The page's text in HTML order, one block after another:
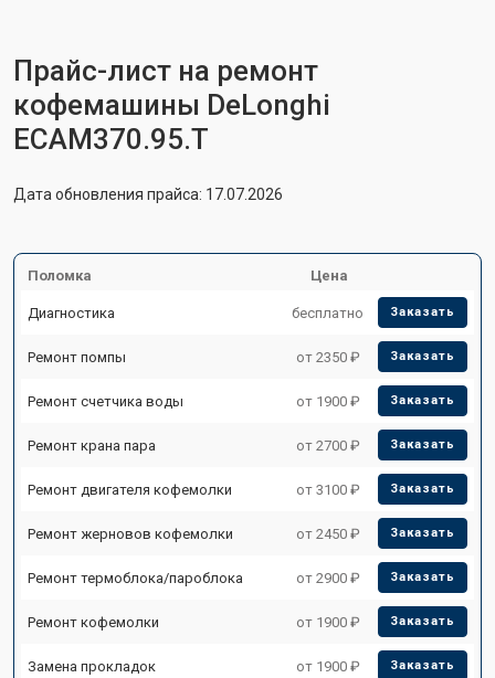
Прайс-лист на ремонт
кофемашины DeLonghi
ECAM370.95.T
Дата обновления прайса: 17.07.2026
Поломка Цена
Диагностика бесплатно Заказать
Ремонт помпы от 2350 ₽ Заказать
Ремонт счетчика воды от 1900 ₽ Заказать
Ремонт крана пара от 2700 ₽ Заказать
Ремонт двигателя кофемолки от 3100 ₽ Заказать
Ремонт жерновов кофемолки от 2450 ₽ Заказать
Ремонт термоблока/пароблока от 2900 ₽ Заказать
Ремонт кофемолки от 1900 ₽ Заказать
Замена прокладок от 1900 ₽ Заказать